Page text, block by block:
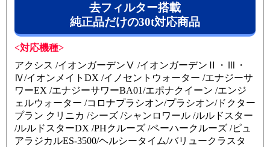
去フィルター搭載
純正品だけの30t対応商品
<対応機種>
アクシス /イオンガーデンⅤ /イオンガーデンⅡ・Ⅲ・
Ⅳ/イオンメイトDX /イノセントウォーター /エナジーサ
ワーEX /エナジーサワーBA01/エポナクイーン /エンジ
ェルウォーター /コロナプラシオン/プラシオン/ドクター
プラン クリニカ /シーズ /シャンロワール /ルルドスター
/ルルドスターDX /PHクルーズ /ペーハークルーズ /ピュ
アラジカルES-3500/ヘルシータイム/バリュークラスタ